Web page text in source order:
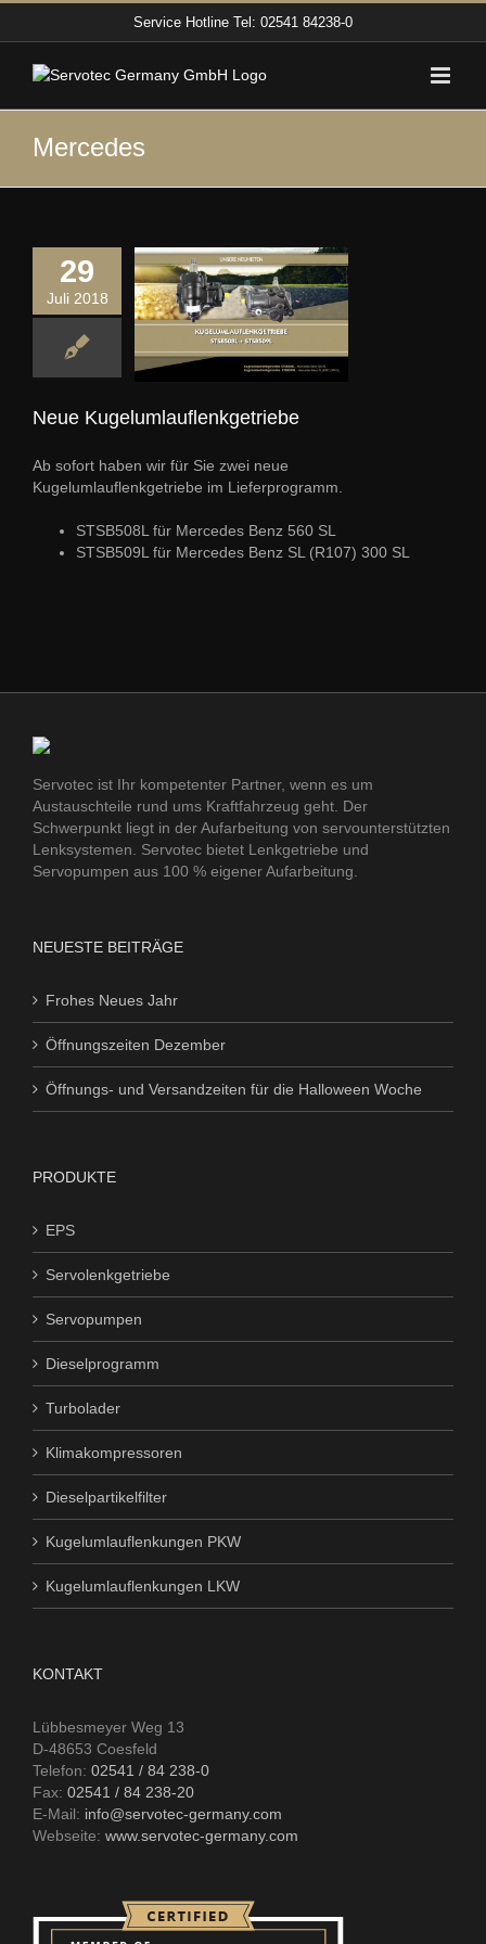
Service Hotline Tel: 02541 84238-0
Mercedes
29
Juli 2018
Neue
Neue Kugelumlauflenkgetriebe
Ab sofort haben wir für Sie zwei neue
Kugelumlauflenkgetriebe im Lieferprogramm.
STSB508L für Mercedes Benz 560 SL
STSB509L für Mercedes Benz SL (R107) 300 SL
Servotec ist Ihr kompetenter Partner, wenn es um
Austauschteile rund ums Kraftfahrzeug geht. Der
Schwerpunkt liegt in der Aufarbeitung von servounterstützten
Lenksystemen. Servotec bietet Lenkgetriebe und
Servopumpen aus 100 % eigener Aufarbeitung.
NEUESTE BEITRÄGE
Frohes Neues Jahr
Öffnungszeiten Dezember
Öffnungs- und Versandzeiten für die Halloween Woche
PRODUKTE
EPS
Servolenkgetriebe
Servopumpen
Dieselprogramm
Turbolader
Klimakompressoren
Dieselpartikelfilter
Kugelumlauflenkungen PKW
Kugelumlauflenkungen LKW
KONTAKT
Lübbesmeyer Weg 13
D-48653 Coesfeld
Telefon: 02541 / 84 238-0
Fax: 02541 / 84 238-20
E-Mail: info@servotec-germany.com
Webseite: www.servotec-germany.com